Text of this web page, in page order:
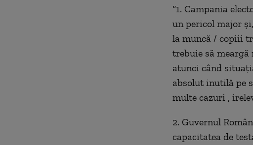
“1. Campania
un pericol major
la muncă / copiii
trebuie să
atunci când
absolut inutilă pe
multe cazuri ,
2. Guvernul
capacitatea de